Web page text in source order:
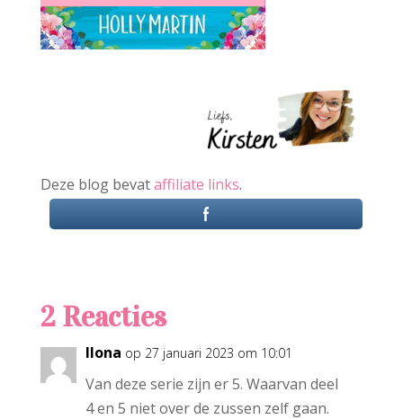
Deze blog bevataffiliate links.
2 Reacties
Ilona op 27 januari 2023 om 10:01
Van deze serie zijn er 5. Waarvan deel
4 en 5 niet over de zussen zelf gaan.